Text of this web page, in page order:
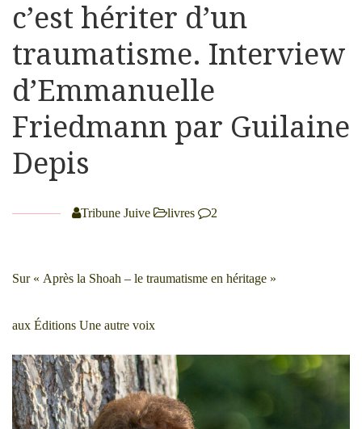
c’est hériter d’un
traumatisme. Interview
d’Emmanuelle
Friedmann par Guilaine
Depis
Tribune Juive livres 2
Sur « Après la Shoah – le traumatisme en héritage »
aux Éditions Une autre voix